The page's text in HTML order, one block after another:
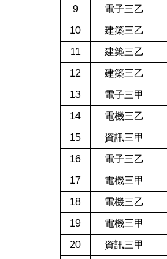
9 電子三乙
10 建築三乙
11 建築三乙
12 建築三乙
13 電子三甲
14 電機三乙
15 資訊三甲
16 電子三乙
17 電機三甲
18 電機三乙
19 電機三甲
20 資訊三甲